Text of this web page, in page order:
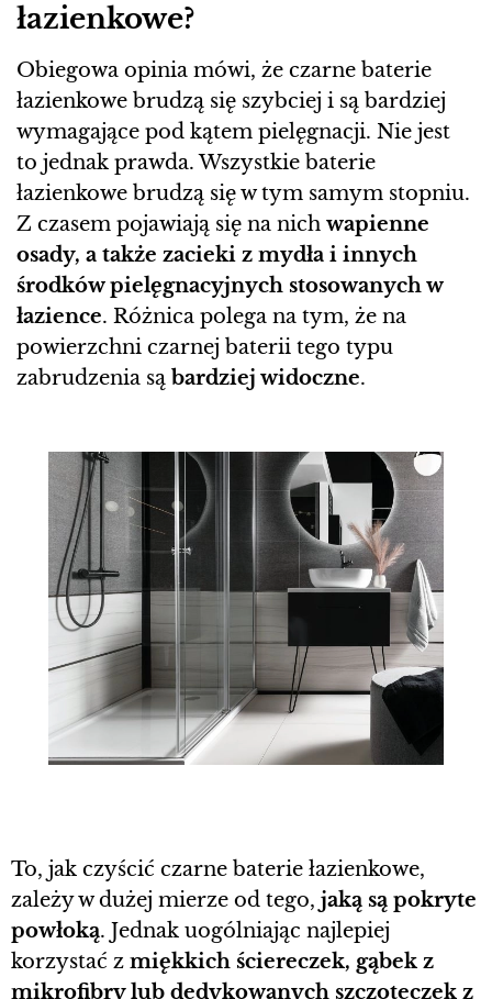
łazienkowe?
Obiegowa opinia mówi, że czarne baterie
łazienkowe brudzą się szybciej i są bardziej
wymagające pod kątem pielęgnacji. Nie jest
to jednak prawda. Wszystkie baterie
łazienkowe brudzą się w tym samym stopniu.
Z czasem pojawiają się na nich wapienne
osady, a także zacieki z mydła i innych
środków pielęgnacyjnych stosowanych w
łazience. Różnica polega na tym, że na
powierzchni czarnej baterii tego typu
zabrudzenia są bardziej widoczne.
To, jak czyścić czarne baterie łazienkowe,
zależy w dużej mierze od tego, jaką są pokryte
powłoką. Jednak uogólniając najlepiej
korzystać z miękkich ściereczek, gąbek z
mikrofibry lub dedykowanych szczoteczek z